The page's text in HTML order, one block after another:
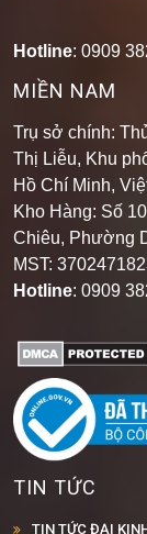
Hotline: 0909
MIỀN NAM
Trụ sở chính:
Thị Liễu, Khu
Hồ Chí Minh,
Kho Hàng: Số
Chiêu, Phường
MST:
Hotline: 0909
TIN TỨC
TIN TỨC ĐẠI